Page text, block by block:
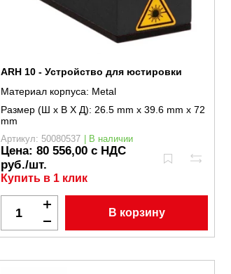
ARH 10 - Устройство для юстировки
Материал корпуса: Metal
Размер (Ш x В X Д):26.5 mm x 39.6 mm x 72
mm
Артикул: 50080537 | В наличии
Цена: 80 556,00 с НДС
руб./шт.
Купить в 1 клик
В корзину